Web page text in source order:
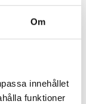
Om
innehållet
funktioner